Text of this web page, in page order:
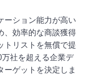
ーション能力が高い
、効率的な商談獲得
トリストを無償で提
社を超える企業デ
ーゲットを決定しま